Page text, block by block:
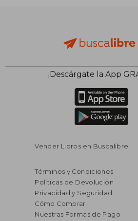
¡Descárgate la App
Vender Libros en Buscalibre
Términos y Condiciones
Políticas de Devolución
Privacidad y Seguridad
Cómo Comprar
Nuestras Formas de Pago